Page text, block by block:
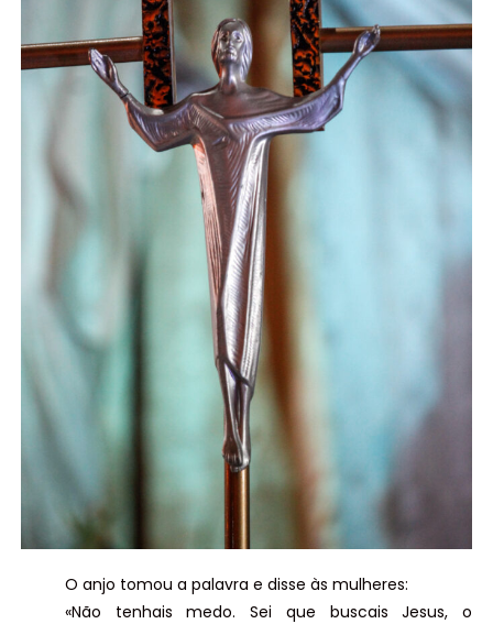
O anjo tomou a palavra e disse às mulheres:
«Não tenhais medo. Sei que buscais Jesus, o